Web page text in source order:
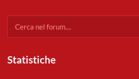
Statistiche